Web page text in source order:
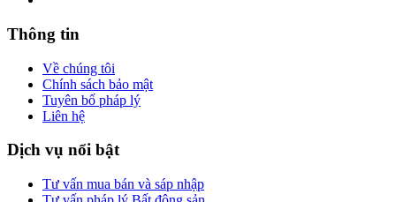
Thông tin
Về chúng tôi
Chính sách bảo mật
Tuyên bố pháp lý
Liên hệ
Dịch vụ nổi bật
Tư vấn mua bán và sáp nhập